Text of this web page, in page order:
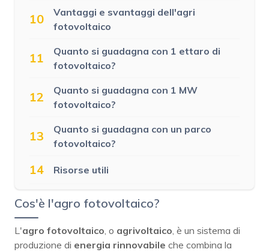
10
Vantaggi e svantaggi dell'agri
fotovoltaico
11
Quanto si guadagna con 1 ettaro di
fotovoltaico?
12
Quanto si guadagna con 1 MW
fotovoltaico?
13
Quanto si guadagna con un parco
fotovoltaico?
14 Risorse utili
Cos'è l'agro fotovoltaico?
L'agro fotovoltaico , o agrivoltaico , è un sistema di
produzione di energia rinnovabile che combina la